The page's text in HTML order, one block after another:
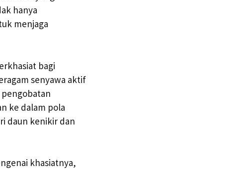
hanya
menjaga
bagi
senyawa aktif
ke dalam pola
daun kenikir dan
khasiatnya,